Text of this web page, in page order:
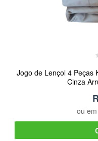
Jogo de Lençol 4 Peças
Cinza
ou em